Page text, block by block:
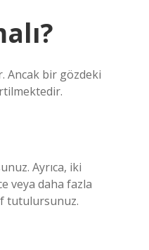
Ancak bir gözdeki
Ayrıca, iki
veya daha fazla
tutulursunuz.